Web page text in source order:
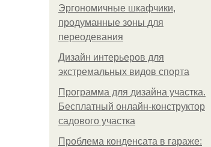
Эргономичные шкафчики,
продуманные зоны для
переодевания
Дизайн интерьеров для
экстремальных видов спорта
Программа для дизайна участка.
Бесплатный онлайн-конструктор
садового участка
Проблема конденсата в гараже: